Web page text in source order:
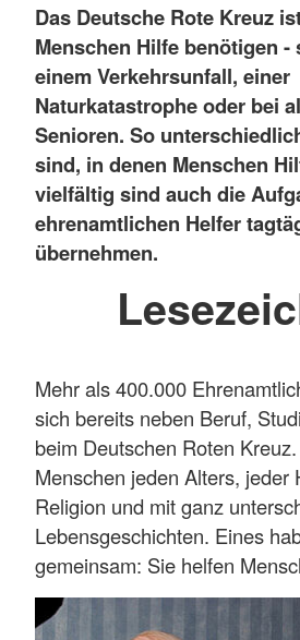
Das Deutsche Rote Kreuz
Menschen Hilfe benötigen -
einem Verkehrsunfall, einer
Naturkatastrophe oder bei
Senioren. So
sind, in denen Menschen
vielfältig sind auch die
ehrenamtlichen Helfer
übernehmen.
Mehr als 400.000
sich bereits neben Beruf,
beim Deutschen Roten
Menschen jeden Alters, jeder
Religion und mit ganz
Lebensgeschichten. Eines
gemeinsam: Sie helfen